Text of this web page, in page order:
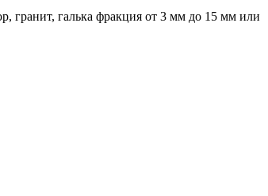
гранит, галька фракция от 3 мм до 15 мм или